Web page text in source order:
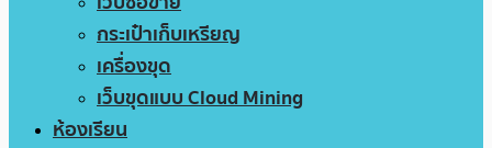
กระเป๋าเก็บเหรียญ
เครื่องขุด
เว็บขุดแบบ Cloud Mining
ห้องเรียน